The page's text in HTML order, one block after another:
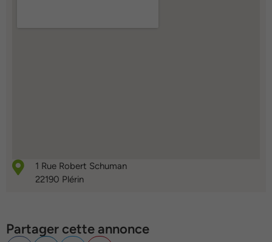
1 Rue Robert Schuman
22190 Plérin
Partager cette annonce